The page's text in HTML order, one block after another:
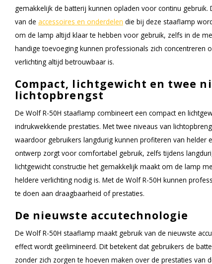
gemakkelijk de batterij kunnen opladen voor continu
van de accessoires en onderdelen die bij deze staaflamp
om de lamp altijd klaar te hebben voor gebruik, zelfs in de
handige toevoeging kunnen professionals zich concentreren
verlichting altijd betrouwbaar is.
Compact, lichtgewicht en twee
lichtopbrengst
De Wolf R-50H staaflamp combineert een compact en
indrukwekkende prestaties. Met twee niveaus van
waardoor gebruikers langdurig kunnen profiteren van helder
ontwerp zorgt voor comfortabel gebruik, zelfs tijdens
lichtgewicht constructie het gemakkelijk maakt om de lamp
heldere verlichting nodig is. Met de Wolf R-50H kunnen
te doen aan draagbaarheid of prestaties.
De nieuwste accutechnologie
De Wolf R-50H staaflamp maakt gebruik van de nieuwste
effect wordt geëlimineerd. Dit betekent dat gebruikers de
zonder zich zorgen te hoeven maken over de prestaties van